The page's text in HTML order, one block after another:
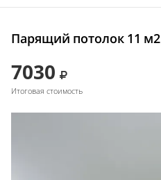
Парящий потолок 11 м2
7030
Итоговая стоимость